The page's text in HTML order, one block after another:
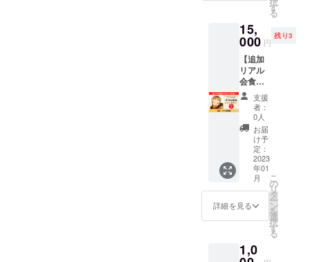
らせし
ます。
3名限定
です。
《リ
ターン
実行の
流れ》
添削し
てほし
いツ
イート
をDMに
て個別
に確
改善点
のアド
ていた
のアカ
ウント
をご記
入くだ
さい。
クラウ
ドファ
ンディ
ング終
了後、
CAMPF
IREの
メッ
セージ
機能に
て支援
者様個
らせし
フォロ
万人の
ひまわ
りコー
チ りょ
うじと
オンラ
インで
サシ飲
みがで
きる権
利で
す。 お
酒が飲
めない
方のご
支援も
大歓迎
しま
す
る
15,
000 円
残り3
【追加
リアル
会食
権】 50
万円達
成あり
がとう
記念！
リター
ンを追
加しま
した。
Twitter
フォロ
ワー2.4
万人の
りコー
チ りょ
支援
者：
0人
お届
け予
定：
2023
年01
月
詳細を見る
こ
の
リ
タ
ー
ン
を
選
択
す
る
1,0